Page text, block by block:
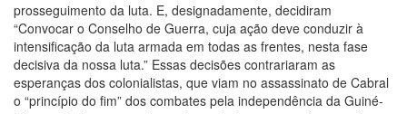
prosseguimento da luta. E, designadamente, decidiram
“Convocar o Conselho de Guerra, cuja ação deve conduzir à
intensificação da luta armada em todas as frentes, nesta fase
decisiva da nossa luta.” Essas decisões contrariaram as
esperanças dos colonialistas, que viam no assassinato de Cabral
o “princípio do fim” dos combates pela independência da Guiné-